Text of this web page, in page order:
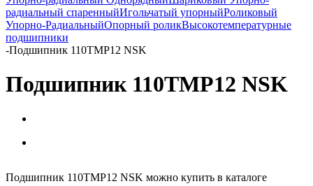
радиальный спаренныйИгольчатый упорныйРоликовый
Упорно-РадиальныйОпорный роликВысокотемпературные
подшипники
-Подшипник 110TMP12 NSK
Подшипник 110TMP12 NSK
Подшипник 110TMP12 NSK можно купить в каталоге